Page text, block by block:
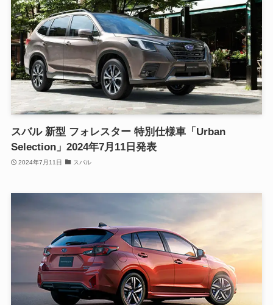
スバル 新型 フォレスター 特別仕様車「Urban
Selection」2024年7月11日発表
2024年7月11日 スバル